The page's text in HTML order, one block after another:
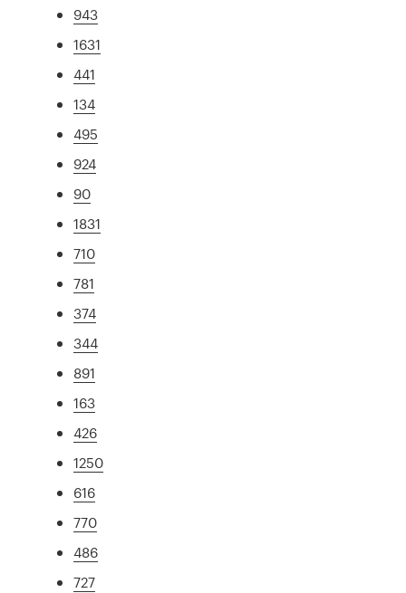
943
1631
441
134
495
924
90
1831
710
781
374
344
891
163
426
1250
616
770
486
727